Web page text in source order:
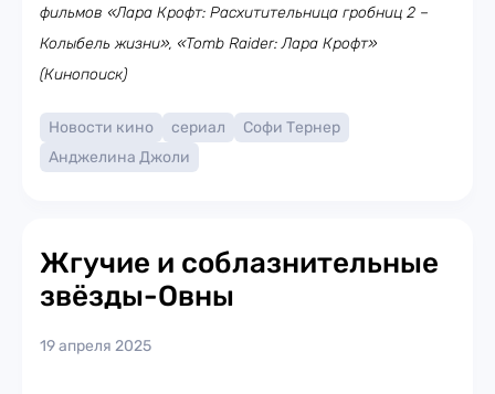
фильмов «Лара Крофт: Расхитительница гробниц 2 –
Колыбель жизни», «Tomb Raider: Лара Крофт»
(Кинопоиск)
Новости кино сериал
Софи Тернер
Анджелина Джоли
Жгучие и соблазнительные
звёзды-Овны
19 апреля 2025